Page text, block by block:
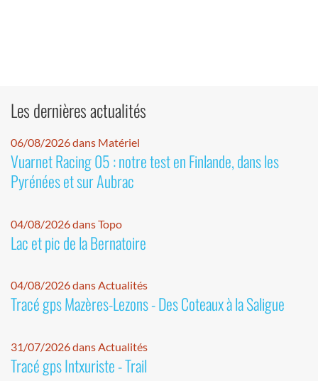
Les dernières actualités
06/08/2026 dans Matériel
Vuarnet Racing 05 : notre test en Finlande, dans les
Pyrénées et sur Aubrac
04/08/2026 dans Topo
Lac et pic de la Bernatoire
04/08/2026 dans Actualités
Tracé gps Mazères-Lezons - Des Coteaux à la Saligue
31/07/2026 dans Actualités
Tracé gps Intxuriste - Trail